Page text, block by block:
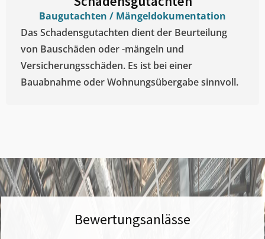
Baugutachten / Mängeldokumentation
Das Schadensgutachten dient der Beurteilung
von Bauschäden oder -mängeln und
Versicherungsschäden. Es ist bei einer
Bauabnahme oder Wohnungsübergabe sinnvoll.
Bewertungsanlässe